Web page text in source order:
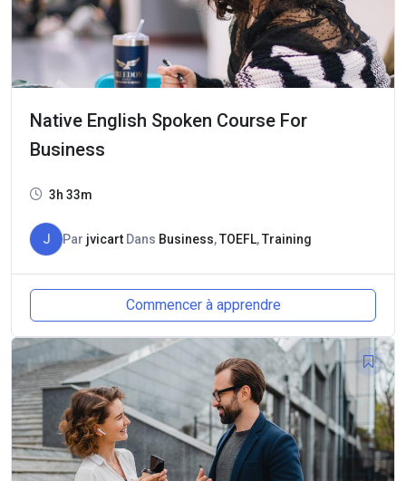
Native English Spoken Course For
Business
3h 33m
J Par jvicart Dans Business,TOEFL,Training
Commencer à apprendre